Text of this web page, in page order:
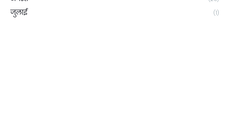
जुलाई (1)